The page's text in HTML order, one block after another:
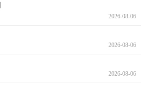
2026-08-06
2026-08-06
2026-08-06